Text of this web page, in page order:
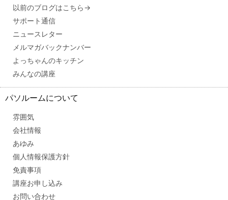
以前のブログはこちら→
サポート通信
ニュースレター
メルマガバックナンバー
よっちゃんのキッチン
みんなの講座
パソルームについて
雰囲気
会社情報
あゆみ
個人情報保護方針
免責事項
講座お申し込み
お問い合わせ